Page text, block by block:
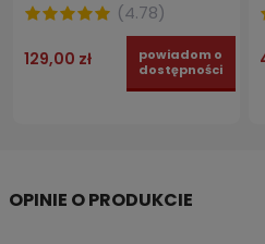
(4.78)
129,00 zł
powiadom o
dostępności